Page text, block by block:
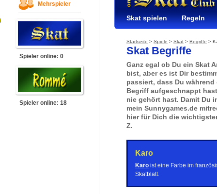
Mehrspieler
Spieler online: 0
Spieler online: 18
Skat spielen Regeln
Startseite > Spiele > Skat > Begriffe >
Skat Begriffe
Ganz egal ob Du ein Skat
bist, aber es ist Dir
passiert, dass Du
Begriff aufgeschnappt
nie gehört hast. Damit Du
mein Sunnygames.de
hier für Dich die
Z.
Karo
Karo ist eine Farbe im
Skatblatt.